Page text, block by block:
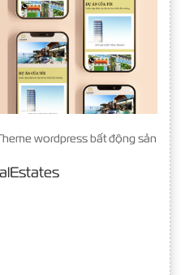
wordpress bất động sản